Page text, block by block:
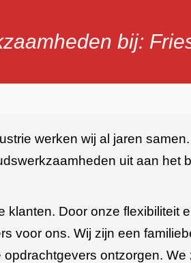
bij:
werken wij al jaren
uit aan het
klanten. Door onze flexibiliteit
voor ons. Wij zijn een
ontzorgen.